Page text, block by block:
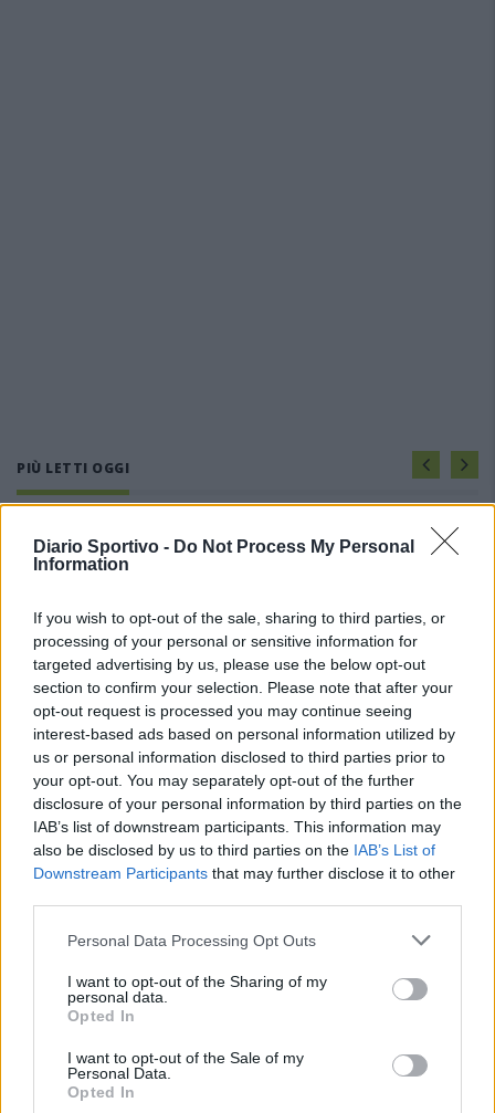
Diario Sportivo - Do Not Process My Personal
Information
If you wish to opt-out of the sale, sharing to third parties, or
processing of your personal or sensitive information for
targeted advertising by us, please use the below opt-out
section to confirm your selection. Please note that after your
opt-out request is processed you may continue seeing
interest-based ads based on personal information utilized by
us or personal information disclosed to third parties prior to
your opt-out. You may separately opt-out of the further
disclosure of your personal information by third parties on the
IAB’s list of downstream participants. This information may
also be disclosed by us to third parties on the IAB’s List of
Downstream Participants that may further disclose it to other
Personal Data Processing Opt Outs
I want to opt-out of the Sharing of my
personal data.
Opted In
I want to opt-out of the Sale of my
Personal Data.
Opted In
PIÙ LETTI OGGI
L'Ilva si completa con Markic, Contucci,
Carlucci, Bevilacqua, Solinas, Souare e Galic
L'Ossese si prepara all'esordio in D: Forzati,
Cabrera, Tesio, Limongelli, Bolzicco e tanti
giovani tra i…
7 Ago 2026
Il Monastir riparte dai pilastri Masia, Pinna e
Aloia, il primo acquisto è Loru
7 Ago 2026
Gran colpo dell'Ossese, per la difesa c'è l'ex
Torres Riccardo Idda
Manuel Rinino e Samuele Vacca
6 Ago 2026